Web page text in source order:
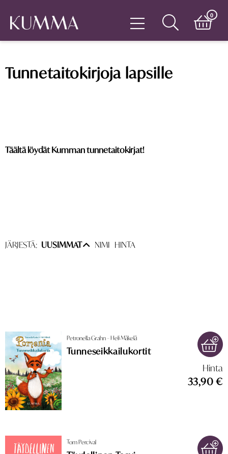
0
Tunnetaitokirjoja lapsille
Täältä löydät Kumman tunnetaitokirjat!
JÄRJESTÄ: UUSIMMAT NIMI HINTA
Hinta
33,90 €
Petronella Grahn – Heli Mäkelä
Tunneseikkailukortit
Tom Percival